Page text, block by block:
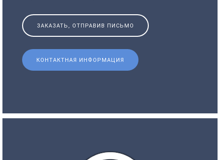
ЗАКАЗАТЬ, ОТПРАВИВ ПИСЬМО
КОНТАКТНАЯ ИНФОРМАЦИЯ